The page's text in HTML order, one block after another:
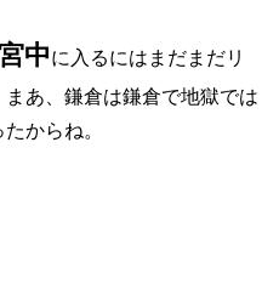
中に入るにはまだまだリ
あ、鎌倉は鎌倉で地獄では
からね。